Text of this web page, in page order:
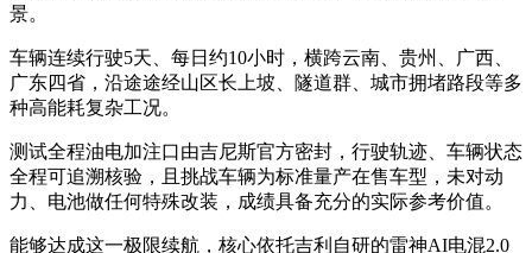
景。
车辆连续行驶5天、每日约10小时，横跨云南、贵州、广西、
广东四省，沿途途经山区长上坡、隧道群、城市拥堵路段等多
种高能耗复杂工况。
测试全程油电加注口由吉尼斯官方密封，行驶轨迹、车辆状态
全程可追溯核验，且挑战车辆为标准量产在售车型，未对动
力、电池做任何特殊改装，成绩具备充分的实际参考价值。
能够达成这一极限续航，核心依托吉利自研的雷神AI电混2.0